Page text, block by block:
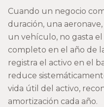
Cuando un negocio
duración, una
un vehículo, no gasta
completo en el año de
registra el activo en el
reduce
vida útil del activo,
amortización cada año.